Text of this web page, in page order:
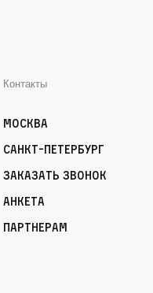
Контакты
Москва
Санкт-Петербург
Заказать звонок
Анкета
Партнерам